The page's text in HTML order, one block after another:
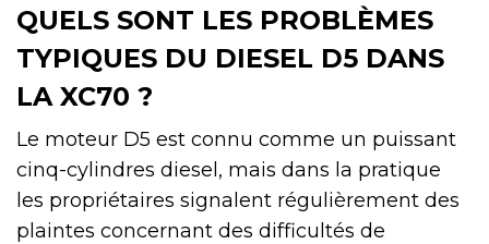
QUELS SONT LES PROBLÈMES
TYPIQUES DU DIESEL D5 DANS
LA XC70 ?
Le moteur D5 est connu comme un puissant
cinq-cylindres diesel, mais dans la pratique
les propriétaires signalent régulièrement des
plaintes concernant des difficultés de